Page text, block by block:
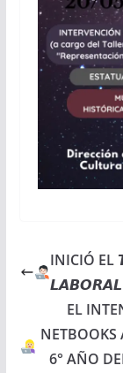
INICIÓ
𝙇𝘼𝘽𝙊𝙍𝘼𝙇
EL
6° AÑO